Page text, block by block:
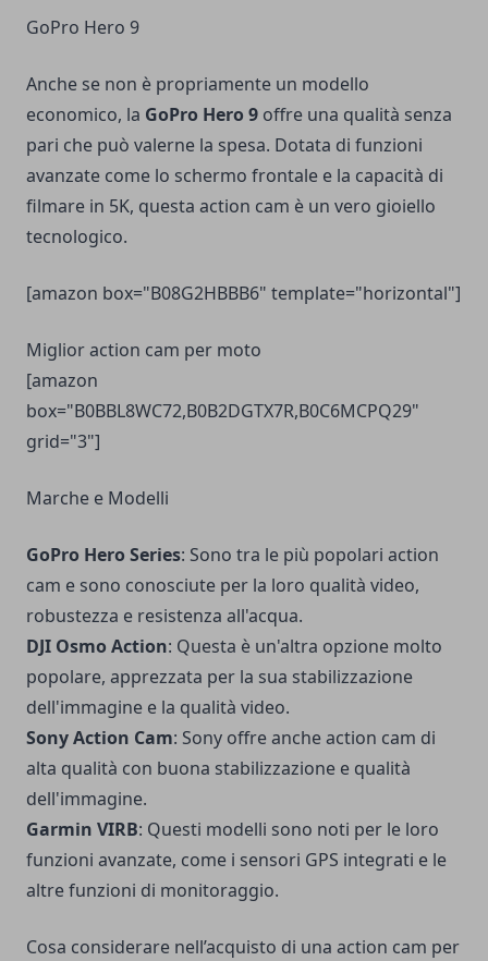
GoPro Hero 9
Anche se non è propriamente un modello
economico, la GoPro Hero 9 offre una qualità senza
pari che può valerne la spesa. Dotata di funzioni
avanzate come lo schermo frontale e la capacità di
filmare in 5K, questa action cam è un vero gioiello
tecnologico.
[amazon box="B08G2HBBB6" template="horizontal"]
Miglior action cam per moto
[amazon
box="B0BBL8WC72,B0B2DGTX7R,B0C6MCPQ29"
grid="3"]
Marche e Modelli
GoPro Hero Series: Sono tra le più popolari action
cam e sono conosciute per la loro qualità video,
robustezza e resistenza all'acqua.
DJI Osmo Action: Questa è un'altra opzione molto
popolare, apprezzata per la sua stabilizzazione
dell'immagine e la qualità video.
Sony Action Cam: Sony offre anche action cam di
alta qualità con buona stabilizzazione e qualità
dell'immagine.
Garmin VIRB: Questi modelli sono noti per le loro
funzioni avanzate, come i sensori GPS integrati e le
altre funzioni di monitoraggio.
Cosa considerare nell’acquisto di una action cam per